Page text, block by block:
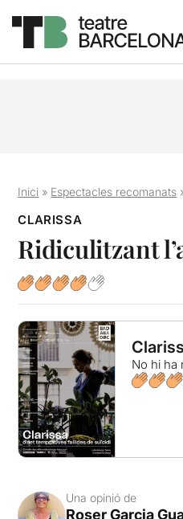
Inici » Espectacles recomanats
CLARISSA
Ridiculitzant
No hi ha
Una opinió de
Roser Garcia